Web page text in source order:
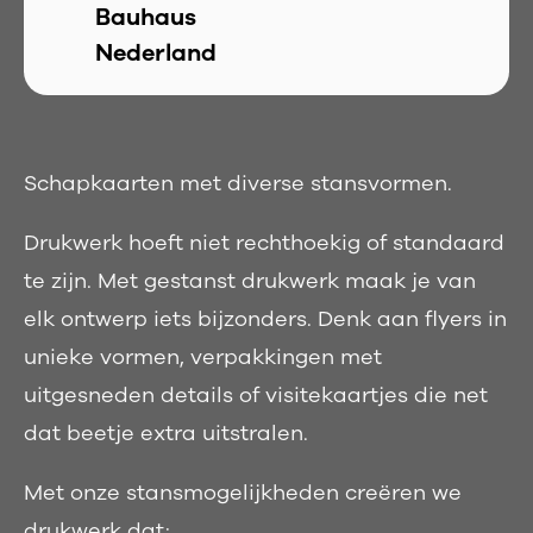
Bauhaus
Nederland
Schapkaarten met diverse stansvormen.
Drukwerk hoeft niet rechthoekig of standaard
te zijn. Met gestanst drukwerk maak je van
elk ontwerp iets bijzonders. Denk aan flyers in
unieke vormen, verpakkingen met
uitgesneden details of visitekaartjes die net
dat beetje extra uitstralen.
Met onze stansmogelijkheden creëren we